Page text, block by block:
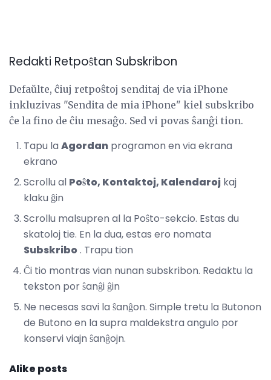
Redakti Retpoŝtan Subskribon
Defaŭlte, ĉiuj retpoŝtoj senditaj de via iPhone
inkluzivas "Sendita de mia iPhone" kiel subskribo
ĉe la fino de ĉiu mesaĝo. Sed vi povas ŝanĝi tion.
Tapu la Agordan programon en via ekrana
ekrano
Scrollu al Poŝto, Kontaktoj, Kalendaroj kaj
klaku ĝin
Scrollu malsupren al la Poŝto-sekcio. Estas du
skatoloj tie. En la dua, estas ero nomata
Subskribo. Trapu tion
Ĉi tio montras vian nunan subskribon. Redaktu la
tekston por ŝanĝi ĝin
Ne necesas savi la ŝanĝon. Simple tretu la Butonon
de Butono en la supra maldekstra angulo por
konservi viajn ŝanĝojn.
Alike posts